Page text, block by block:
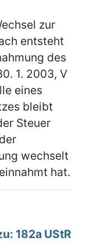
zur
entsteht
des
1. 2003, V
eines
bleibt
Steuer
wechselt
hat.
182a UStR